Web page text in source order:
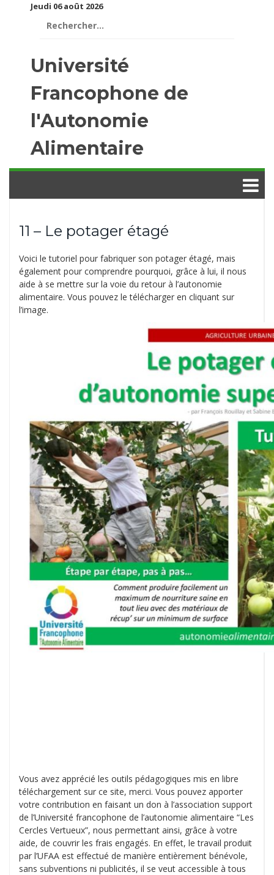
Jeudi 06 août 2026
Université
Francophone de
l'Autonomie
Alimentaire
11 – Le potager étagé
Voici le tutoriel pour fabriquer son potager étagé, mais
également pour comprendre pourquoi, grâce à lui, il nous
aide à se mettre sur la voie du retour à l’autonomie
alimentaire. Vous pouvez le télécharger en cliquant sur
l’image.
Vous avez apprécié les outils pédagogiques mis en libre
téléchargement sur ce site, merci. Vous pouvez apporter
votre contribution en faisant un don à l’association support
de l’Université francophone de l’autonomie alimentaire “Les
Cercles Vertueux”, nous permettant ainsi, grâce à votre
aide, de couvrir les frais engagés. En effet, le travail produit
par l’UFAA est effectué de manière entièrement bénévole,
sans subventions ni publicités, il se veut accessible à tous